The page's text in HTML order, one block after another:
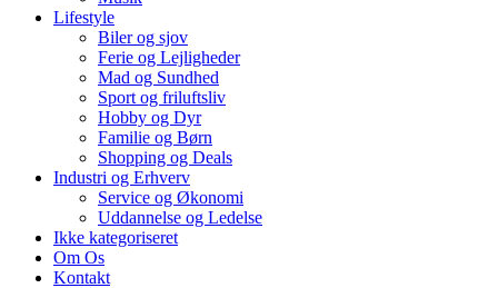
Lifestyle
Biler og sjov
Ferie og Lejligheder
Mad og Sundhed
Sport og friluftsliv
Hobby og Dyr
Familie og Børn
Shopping og Deals
Industri og Erhverv
Service og Økonomi
Uddannelse og Ledelse
Ikke kategoriseret
Om Os
Kontakt